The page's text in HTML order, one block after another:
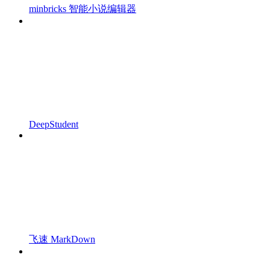
minbricks 智能小说编辑器
DeepStudent
飞速 MarkDown